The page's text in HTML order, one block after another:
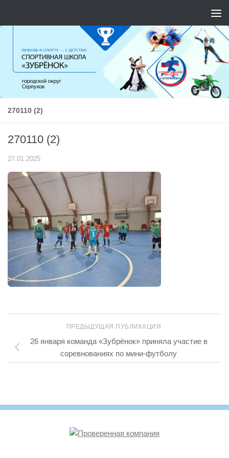
270110 (2)
270110 (2)
27.01.2025
ПРЕДЫДУЩАЯ ПУБЛИКАЦИЯ
26 января команда «Зубрёнок» приняла участие в
соревнованиях по мини-футболу